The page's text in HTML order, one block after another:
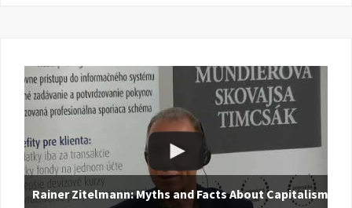
Rainer Zitelmann: Myths and Facts About Capitalism |